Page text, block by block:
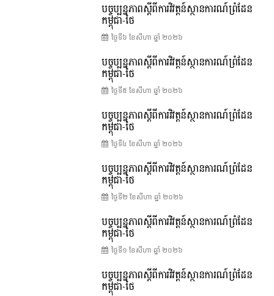
បច្ចុប្បន្នភាពស្ដីពីការវិវត្តន៍ស្ថានការណ៍ព្រំដែន
កម្ពុជា-ថៃ
ថ្ងៃទី៦ ខែ​សីហា ឆ្នាំ ២០២៦
បច្ចុប្បន្នភាពស្ដីពីការវិវត្តន៍ស្ថានការណ៍ព្រំដែន
កម្ពុជា-ថៃ
ថ្ងៃទី៥ ខែ​សីហា ឆ្នាំ ២០២៦
បច្ចុប្បន្នភាពស្ដីពីការវិវត្តន៍ស្ថានការណ៍ព្រំដែន
កម្ពុជា-ថៃ
ថ្ងៃទី៤ ខែ​សីហា ឆ្នាំ ២០២៦
បច្ចុប្បន្នភាពស្ដីពីការវិវត្តន៍ស្ថានការណ៍ព្រំដែន
កម្ពុជា-ថៃ
ថ្ងៃទី២ ខែ​សីហា ឆ្នាំ ២០២៦
បច្ចុប្បន្នភាពស្ដីពីការវិវត្តន៍ស្ថានការណ៍ព្រំដែន
កម្ពុជា-ថៃ
ថ្ងៃទី១ ខែ​សីហា ឆ្នាំ ២០២៦
បច្ចុប្បន្នភាពស្ដីពីការវិវត្តន៍ស្ថានការណ៍ព្រំដែន
កម្ពុជា-ថៃ